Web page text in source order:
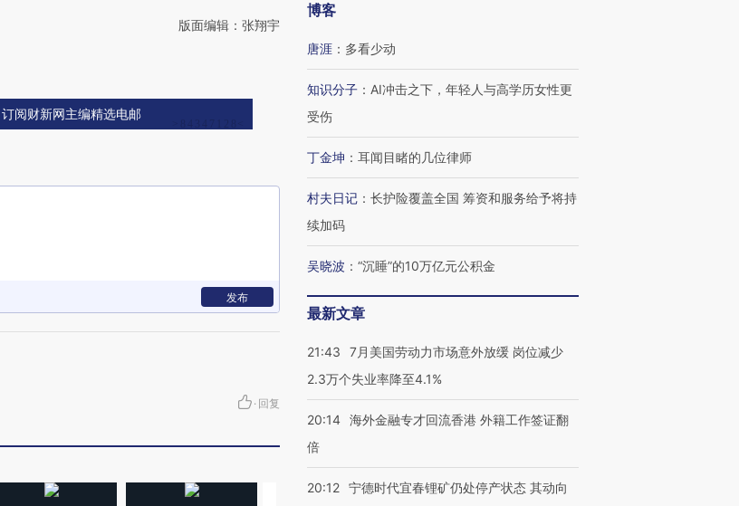
版面编辑：张翔宇
订阅财新网主编精选电邮
发布
· 回复
博客
唐涯 ： 多看少动
知识分子 ： AI冲击之下，年轻人与高学历女性更
受伤
丁金坤 ： 耳闻目睹的几位律师
村夫日记 ： 长护险覆盖全国 筹资和服务给予将持
续加码
吴晓波 ： “沉睡”的10万亿元公积金
最新文章
21:43
7月美国劳动力市场意外放缓 岗位减少
2.3万个失业率降至4.1%
20:14 海外金融专才回流香港 外籍工作签证翻
倍
20:12 宁德时代宜春锂矿仍处停产状态 其动向